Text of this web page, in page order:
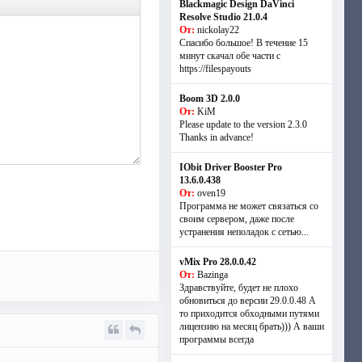
Blackmagic Design DaVinci
Resolve Studio 21.0.4
От: nickolay22
Спасибо большое! В течение 15
минут скачал обе части с
https://filespayouts
Boom 3D 2.0.0
От: KiM
Please update to the version 2.3.0
Thanks in advance!
IObit Driver Booster Pro
13.6.0.438
От: oven19
Программа не может связаться со
своим сервером, даже после
устранения неполадок с сетью...
vMix Pro 28.0.0.42
От: Bazinga
Здравствуйте, будет не плохо
обновиться до версии 29.0.0.48 А
то приходится обходными путями
лицензию на месяц брать))) А ваши
программы всегда